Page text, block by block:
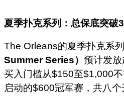
夏季扑克系列：总保底突破
The Orleans的夏季扑克系
Summer Series） 预计发放
买入门槛从$150至$1,000
启动的$600冠军赛，共八